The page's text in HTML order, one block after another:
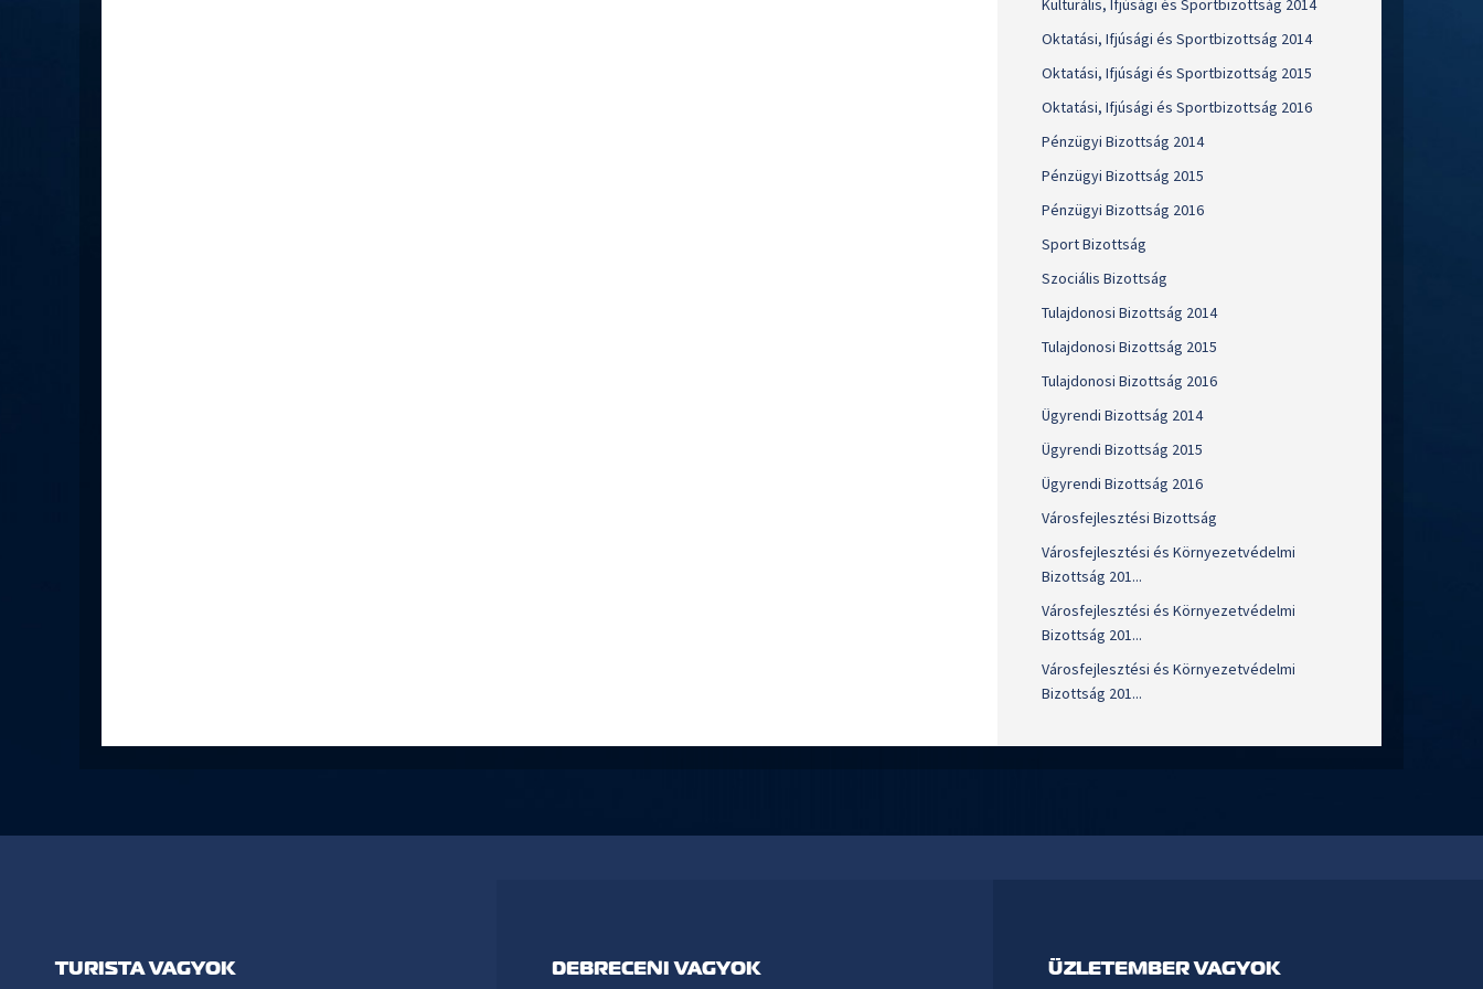
Kulturális, Ifjúsági és Sportbizottság 2014
Oktatási, Ifjúsági és Sportbizottság 2014
Oktatási, Ifjúsági és Sportbizottság 2015
Oktatási, Ifjúsági és Sportbizottság 2016
Pénzügyi Bizottság 2014
Pénzügyi Bizottság 2015
Pénzügyi Bizottság 2016
Sport Bizottság
Szociális Bizottság
Tulajdonosi Bizottság 2014
Tulajdonosi Bizottság 2015
Tulajdonosi Bizottság 2016
Ügyrendi Bizottság 2014
Ügyrendi Bizottság 2015
Ügyrendi Bizottság 2016
Városfejlesztési Bizottság
Városfejlesztési és Környezetvédelmi
Bizottság 201...
Városfejlesztési és Környezetvédelmi
Bizottság 201...
Városfejlesztési és Környezetvédelmi
Bizottság 201...
TURISTA VAGYOK DEBRECENI VAGYOK ÜZLETEMBER VAGYOK